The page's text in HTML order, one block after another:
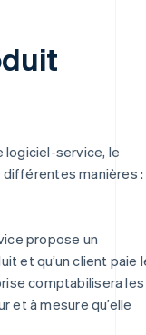
logiciel-service, le
manières :
propose un
et qu’un client paie
comptabilisera les
et à mesure qu’elle